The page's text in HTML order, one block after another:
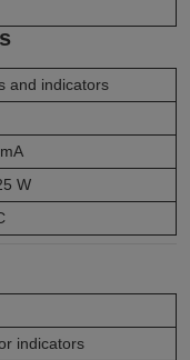
and indicators
mA
W
indicators